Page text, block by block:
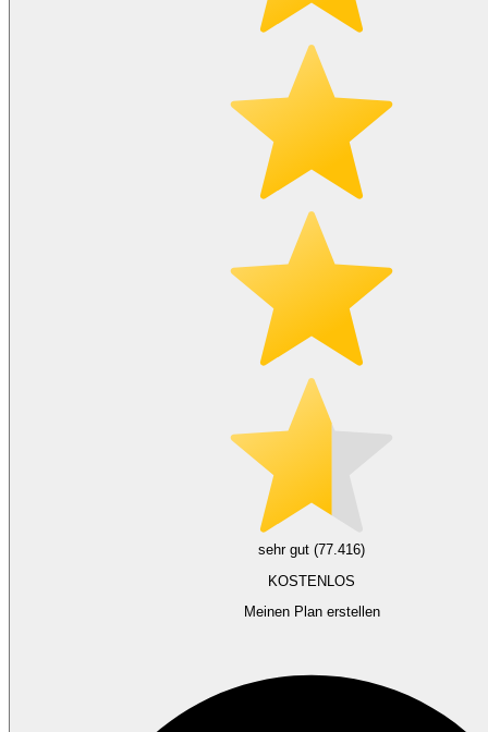
sehr gut (77.416)
KOSTENLOS
Meinen Plan erstellen